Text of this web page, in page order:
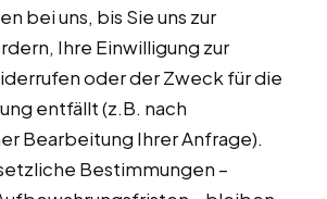
bei uns, bis Sie uns zur
Ihre Einwilligung zur
oder der Zweck für die
entfällt (z.B. nach
Bearbeitung Ihrer Anfrage).
Bestimmungen –